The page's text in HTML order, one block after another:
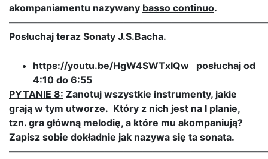
akompaniamentu nazywany basso continuo.
Posłuchaj teraz Sonaty J.S.Bacha.
https://youtu.be/HgW4SWTxIQw posłuchaj od
4:10 do 6:55
PYTANIE 8: Zanotuj wszystkie instrumenty, jakie
grają w tym utworze. Który z nich jest na I planie,
tzn. gra główną melodię, a które mu akompaniują?
Zapisz sobie dokładnie jak nazywa się ta sonata.